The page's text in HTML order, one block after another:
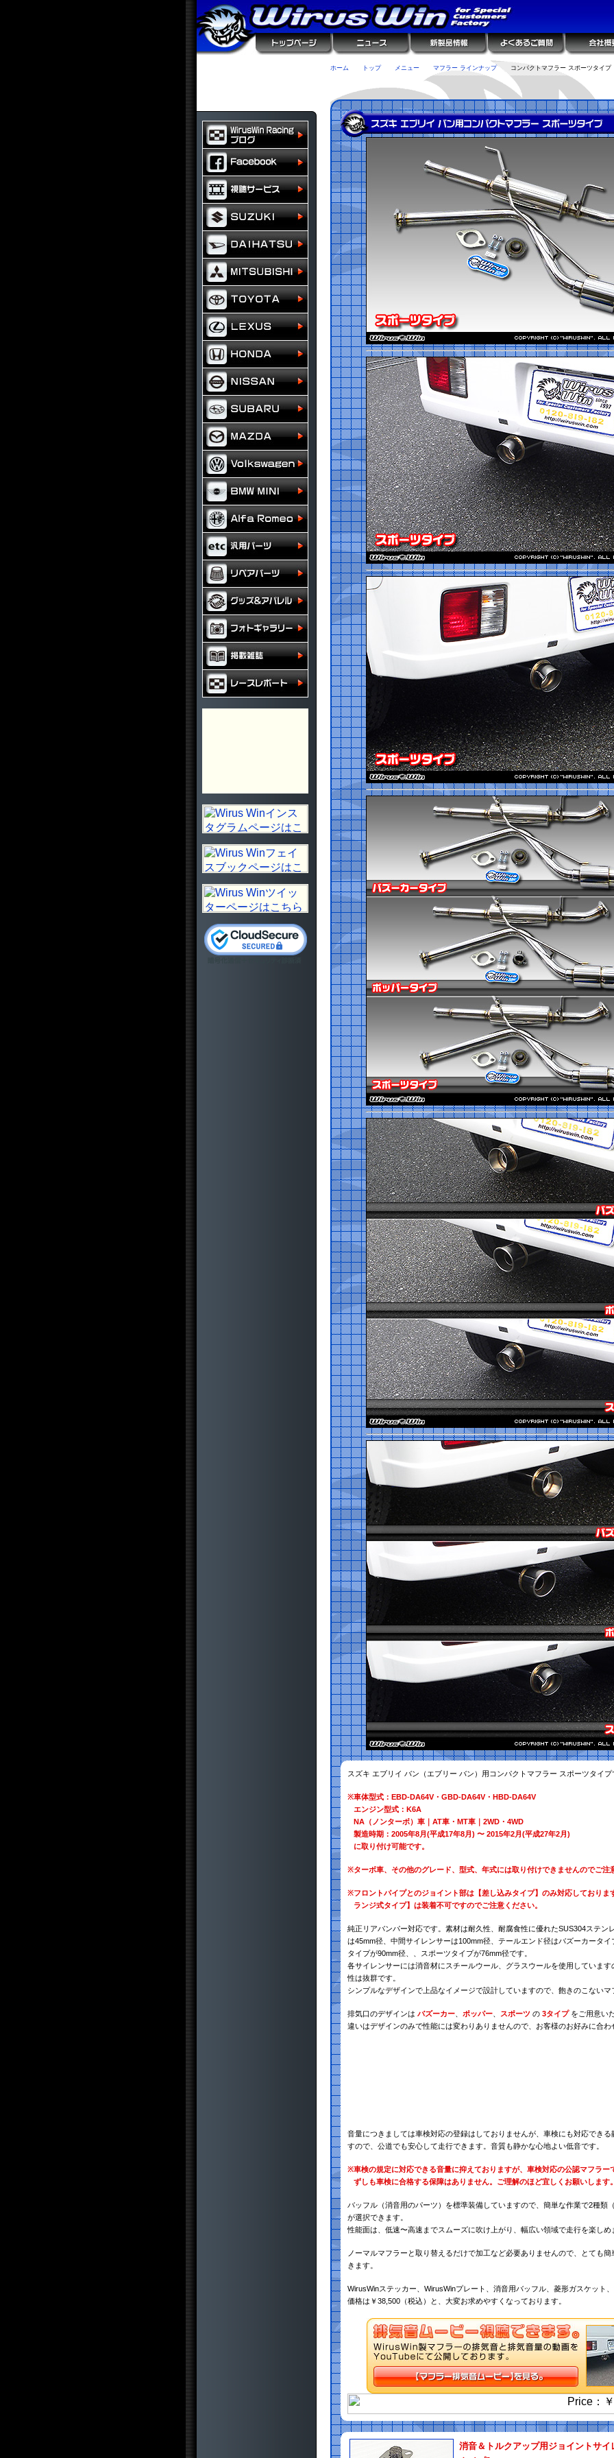
ホーム トップ メニュー マフラー ラインナップ コンパクトマフラー スポーツタイプ
スズキ エブリイ バン（エブリー バン）用コンパクトマフラー スポーツタイプ
※車体型式：EBD-DA64V・GBD-DA64V・HBD-DA64V
エンジン型式：K6A
NA（ノンターボ）車｜AT車・MT車｜2WD・4WD
製造時期：2005年8月(平成17年8月) 〜 2015年2月(平成27年2月)
に取り付け可能です。
※ターボ車、その他のグレード、型式、年式には取り付けできませんのでご注
※フロントパイプとのジョイント部は【差し込みタイプ】のみ対応しておりま
ランジ式タイプ】は装着不可ですのでご注意ください。
純正リアバンパー対応です。素材は耐久性、耐腐食性に優れたSUS304ステン
は45mm径、中間サイレンサーは100mm径、テールエンド径はバズーカータ
タイプが90mm径、、スポーツタイプが76mm径です。
各サイレンサーには消音材にスチールウール、グラスウールを使用していま
性は抜群です。
シンプルなデザインで上品なイメージで設計していますので、飽きのこないマ
排気口のデザインは バズーカー ポッパー スポーツ の 3タイプをご用意い
違いはデザインのみで性能には変わりありませんので、お客様のお好みに合
音量につきましては車検対応の登録はしておりませんが、車検にも対応でき
すので、公道でも安心して走行できます。音質も静かな心地よい低音です。
※車検の規定に対応できる音量に抑えておりますが、車検対応の公認マフラー
ずしも車検に合格する保障はありません。ご理解のほど宜しくお願いします
バッフル（消音用のパーツ）を標準装備していますので、簡単な作業で2種類
が選択できます。
性能面は、低速〜高速までスムーズに吹け上がり、幅広い領域で走行を楽しめ
ノーマルマフラーと取り替えるだけで加工など必要ありませんので、とても
きます。
WirusWinステッカー、WirusWinプレート、消音用バッフル、菱形ガスケット
価格は￥38,500（税込）と、大変お求めやすくなっております。
消音＆トルクアップ用ジョイントサイ